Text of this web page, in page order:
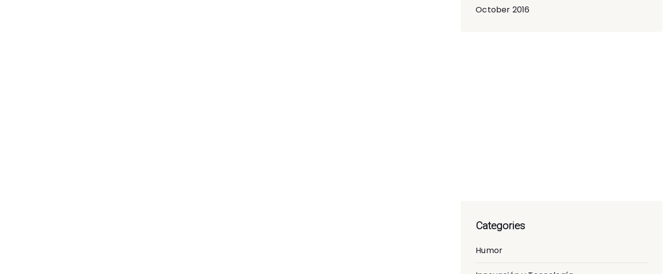
October 2016
Categories
Humor